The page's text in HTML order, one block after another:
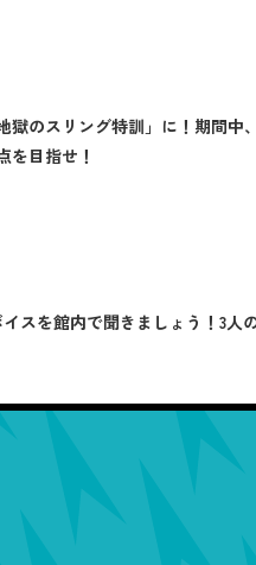
のスリング特訓」に！期間中
目指せ！
スを館内で聞きましょう！3人